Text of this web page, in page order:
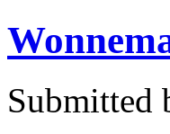
Submitted